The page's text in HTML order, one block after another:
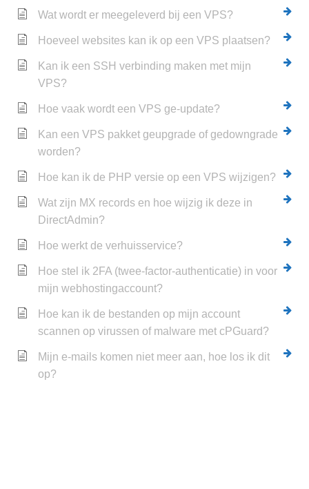
Wat wordt er meegeleverd bij een VPS?
Hoeveel websites kan ik op een VPS plaatsen?
Kan ik een SSH verbinding maken met mijn
VPS?
Hoe vaak wordt een VPS ge-update?
Kan een VPS pakket geupgrade of gedowngrade
worden?
Hoe kan ik de PHP versie op een VPS wijzigen?
Wat zijn MX records en hoe wijzig ik deze in
DirectAdmin?
Hoe werkt de verhuisservice?
Hoe stel ik 2FA (twee-factor-authenticatie) in voor
mijn webhostingaccount?
Hoe kan ik de bestanden op mijn account
scannen op virussen of malware met cPGuard?
Mijn e-mails komen niet meer aan, hoe los ik dit
op?